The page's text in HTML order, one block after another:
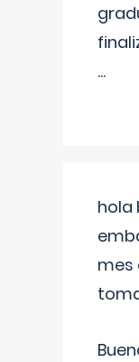
...
hola
mes